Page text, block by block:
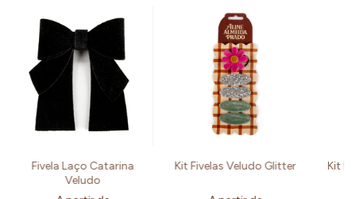
Fivela Laço Catarina
Veludo
Kit Fivelas Veludo Glitter Kit